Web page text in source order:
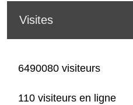
Visites
6490080 visiteurs
110 visiteurs en ligne